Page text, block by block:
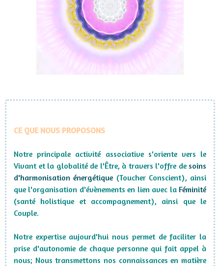
CE QUE NOUS PROPOSONS
Notre principale activité associative s'oriente vers le
Vivant et la globalité de l'Être, à travers l'offre de soins
d'harmonisation énergétique (Toucher Conscient), ainsi
que l'organisation d'évènements en lien avec la Féminité
(santé holistique et accompagnement), ainsi que le
Couple.
Notre expertise aujourd'hui nous permet de faciliter la
prise d'autonomie de chaque personne qui fait appel à
nous; Nous transmettons nos connaissances en matière